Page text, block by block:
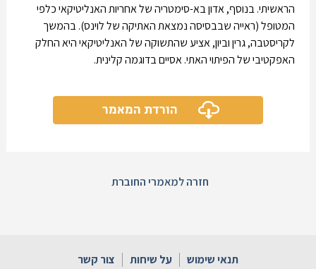
הראשיתי. בנוסף, אדון בא-סימטריה של אחריות האנליטיקאי כלפי
המטופל (ראייה שבבסיסה נמצאת האתיקה של לוינס). בהמשך
לקריסטבה, גרין וביון, אציע שהתשוקה של האנליטיקאי היא החלק
האפקטיבי של הפיתוי האתי. אסיים בדוגמה קלינית.
הורדת המאמר
חזרה למאמרי החוברת
תנאי שימוש על שיחות צור קשר